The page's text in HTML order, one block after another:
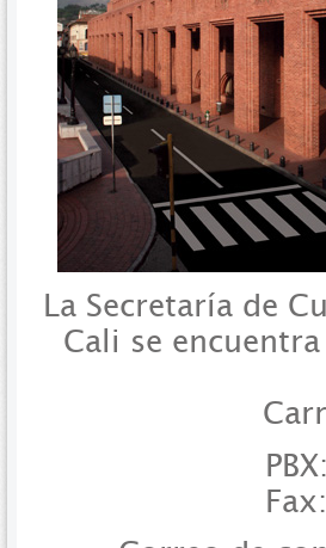
La Secretaría de
Cali se
Fax: